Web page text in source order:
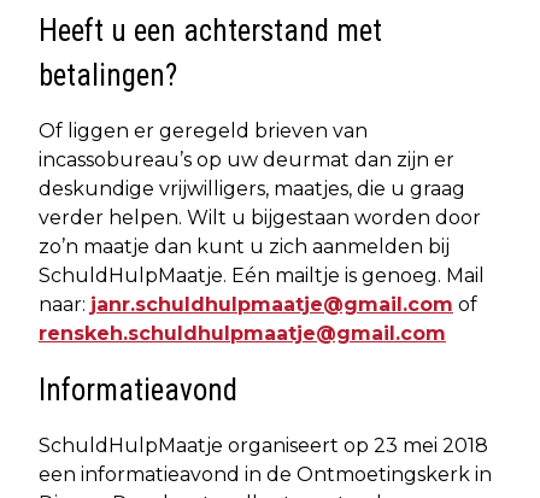
Heeft u een achterstand met
betalingen?
Of liggen er geregeld brieven van
incassobureau’s op uw deurmat dan zijn er
deskundige vrijwilligers, maatjes, die u graag
verder helpen. Wilt u bijgestaan worden door
zo’n maatje dan kunt u zich aanmelden bij
SchuldHulpMaatje. Eén mailtje is genoeg. Mail
naar: janr.schuldhulpmaatje@gmail.com of
renskeh.schuldhulpmaatje@gmail.com
Informatieavond
SchuldHulpMaatje organiseert op 23 mei 2018
een informatieavond in de Ontmoetingskerk in